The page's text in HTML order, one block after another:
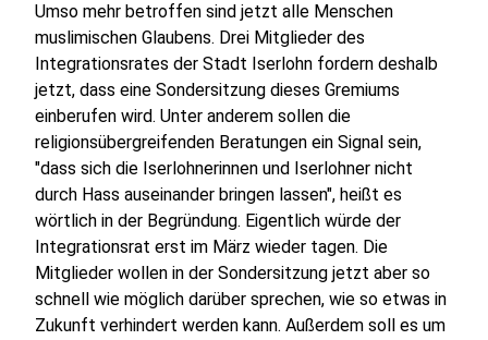
Umso mehr betroffen sind jetzt alle Menschen
muslimischen Glaubens. Drei Mitglieder des
Integrationsrates der Stadt Iserlohn fordern deshalb
jetzt, dass eine Sondersitzung dieses Gremiums
einberufen wird. Unter anderem sollen die
religionsübergreifenden Beratungen ein Signal sein,
"dass sich die Iserlohnerinnen und Iserlohner nicht
durch Hass auseinander bringen lassen", heißt es
wörtlich in der Begründung. Eigentlich würde der
Integrationsrat erst im März wieder tagen. Die
Mitglieder wollen in der Sondersitzung jetzt aber so
schnell wie möglich darüber sprechen, wie so etwas in
Zukunft verhindert werden kann. Außerdem soll es um